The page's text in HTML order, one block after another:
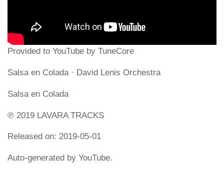
Provided to YouTube by TuneCore
Salsa en Colada · David Lenis Orchestra
Salsa en Colada
℗ 2019 LAVARA TRACKS
Released on: 2019-05-01
Auto-generated by YouTube.